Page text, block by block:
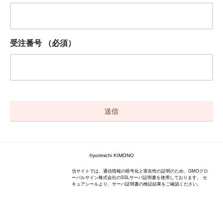
受注番号 （必須）
©yorimichi KIMONO
当サイトでは、通信情報の暗号化と実在性の証明のため、GMOグロ
ーバルサイン株式会社のSSLサーバ証明書を使用しております。 セ
キュアシールより、サーバ証明書の検証結果をご確認ください。